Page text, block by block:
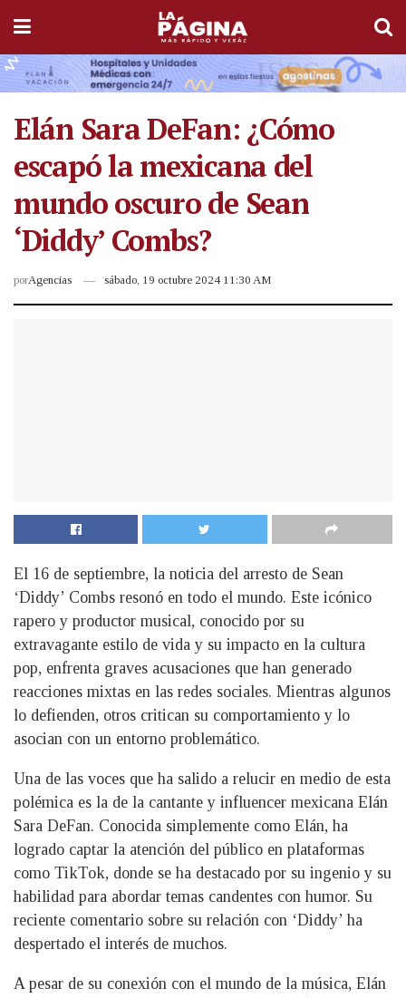
Elán Sara DeFan: ¿Cómo
escapó la mexicana del
mundo oscuro de Sean
‘Diddy’ Combs?
porAgencias sábado, 19 octubre 2024 11:30 AM
El 16 de septiembre, la noticia del arresto de Sean
‘Diddy’ Combs resonó en todo el mundo. Este icónico
rapero y productor musical, conocido por su
extravagante estilo de vida y su impacto en la cultura
pop, enfrenta graves acusaciones que han generado
reacciones mixtas en las redes sociales. Mientras algunos
lo defienden, otros critican su comportamiento y lo
asocian con un entorno problemático.
Una de las voces que ha salido a relucir en medio de esta
polémica es la de la cantante y influencer mexicana Elán
Sara DeFan. Conocida simplemente como Elán, ha
logrado captar la atención del público en plataformas
como TikTok, donde se ha destacado por su ingenio y su
habilidad para abordar temas candentes con humor. Su
reciente comentario sobre su relación con ‘Diddy’ ha
despertado el interés de muchos.
A pesar de su conexión con el mundo de la música, Elán